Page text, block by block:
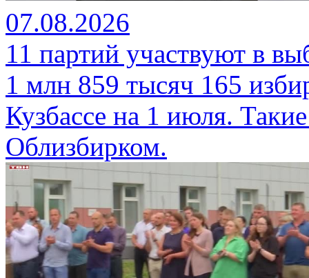
07.08.2026
11 партий участвуют в
1 млн 859 тысяч 165
Кузбассе на 1 июля.
Облизбирком.